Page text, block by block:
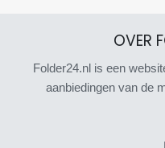
OVER
Folder24.nl is een
aanbiedingen van de